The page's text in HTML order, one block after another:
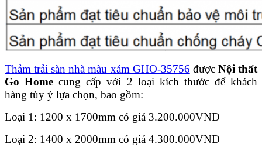
Thảm trải sàn nhà màu xám GHO-35756 được Nội thất
Go Home cung cấp với 2 loại kích thước để khách
hàng tùy ý lựa chọn, bao gồm:
Loại 1: 1200 x 1700mm có giá 3.200.000VNĐ
Loại 2: 1400 x 2000mm có giá 4.300.000VNĐ